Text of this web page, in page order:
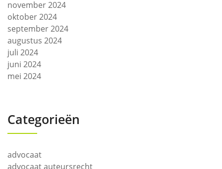
november 2024
oktober 2024
september 2024
augustus 2024
juli 2024
juni 2024
mei 2024
Categorieën
advocaat
advocaat auteursrecht